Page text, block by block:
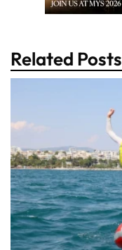
Related Posts